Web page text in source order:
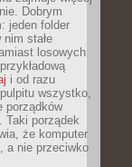
Dobrym
jeden folder
nim stałe
losowych
i od razu
wszystko,
porządków
Taki porządek
że komputer
a nie przeciwko